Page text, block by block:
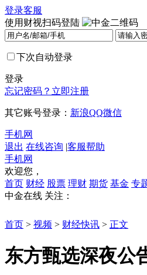
登录客服
使用财视扫码登陆
下次自动登录
登录
忘记密码？ 立即注册
其它账号登录： 新浪QQ微信
手机网
退出 在线咨询 |客服帮助
手机网
欢迎您，
首页 财经 股票 理财 期货 基金 专
中金在线 关注：
首页 > 视频 > 财经快讯 > 正文
东方甄选深夜公